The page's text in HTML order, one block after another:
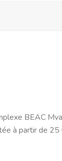
BEAC
à partir de